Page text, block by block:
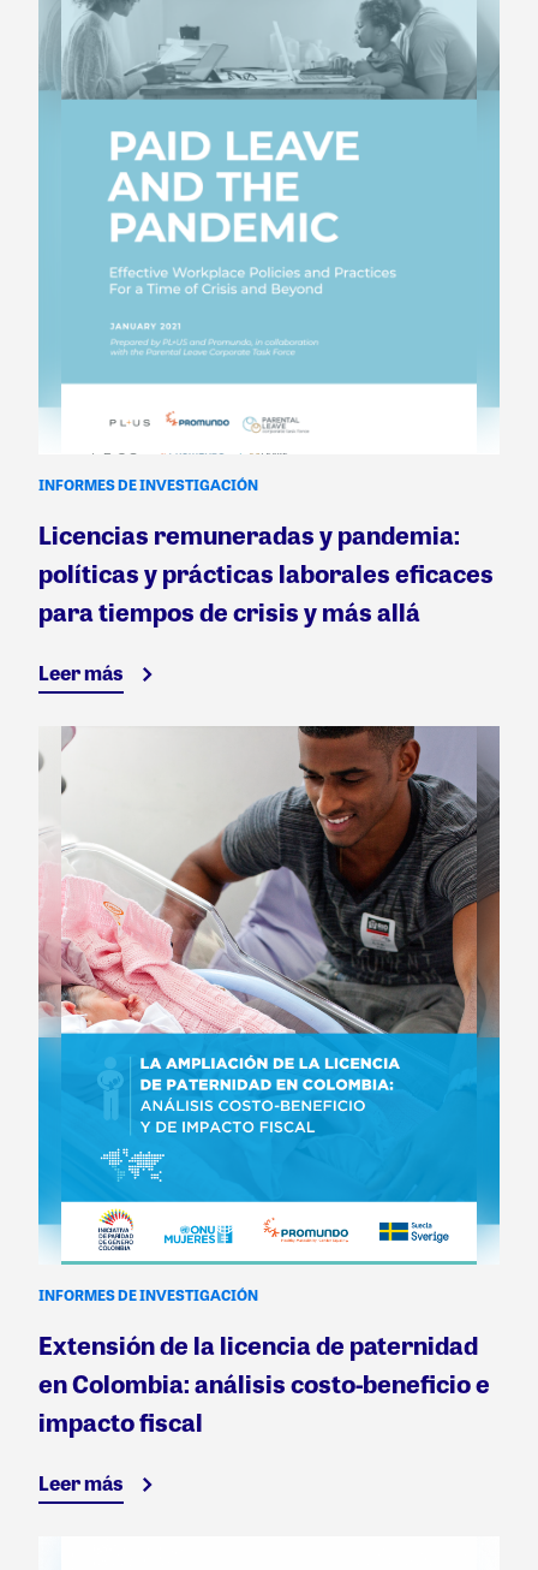
INFORMES DE INVESTIGACIÓN
Licencias remuneradas y pandemia:
políticas y prácticas laborales eficaces
para tiempos de crisis y más allá
Leer más
INFORMES DE INVESTIGACIÓN
Extensión de la licencia de paternidad
en Colombia: análisis costo-beneficio e
impacto fiscal
Leer más